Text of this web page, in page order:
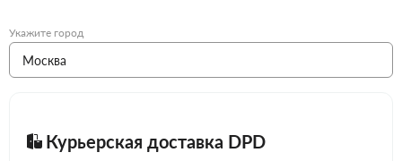
Укажите город
Курьерская доставка DPD